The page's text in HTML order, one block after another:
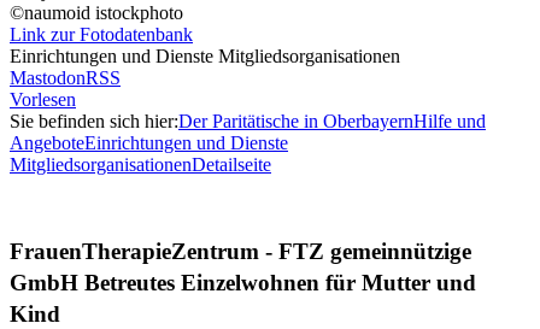
©naumoid istockphoto
Link zur Fotodatenbank
Einrichtungen und Dienste Mitgliedsorganisationen
MastodonRSS
Vorlesen
Sie befinden sich hier:Der Paritätische in OberbayernHilfe und
AngeboteEinrichtungen und Dienste
MitgliedsorganisationenDetailseite
FrauenTherapieZentrum - FTZ gemeinnützige
GmbH Betreutes Einzelwohnen für Mutter und
Kind